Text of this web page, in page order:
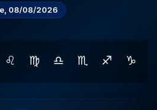
08/08/2026
♌ ♍ ♎ ♏ ♐ ♑